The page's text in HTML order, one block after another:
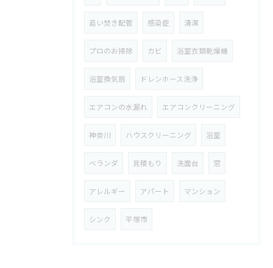
追い焚き配管 感染症 清潔
プロのお掃除 カビ 浴室衣類乾燥機
浴室換気扇 ドレンホース洗浄
エアコンの水漏れ エアコンクリーニング
神奈川 ハウスクリーニング 浴室
ベランダ 見積もり 洗面台 窓
アレルギー アパート マンション
シンク 平塚市